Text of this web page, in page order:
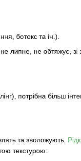
ботокс та ін.).
не липне, не обтяжує,
потрібна більш
та зволожують.
текстурою: